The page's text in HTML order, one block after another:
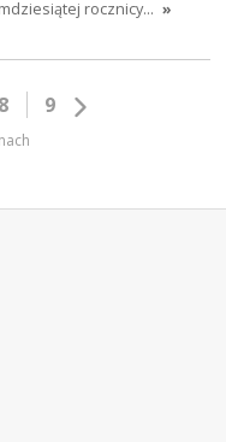
rocznicy… »
8 9